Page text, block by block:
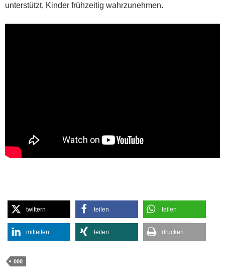
unterstützt, Kinder frühzeitig wahrzunehmen.
twittern teilen teilen
mitteilen teilen drucken
000